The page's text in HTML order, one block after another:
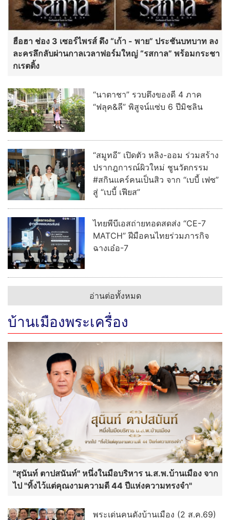
ฮือฮา ช่อง 3 เซอร์ไพรส์ ดึง “เก้า - พาย” ประชันบทบาท ลง
ละครลึกลับผ่านกาลเวลาฟอร์มใหญ่ “รสกาล” พร้อมกระชา
กเรตติ้ง
“นาตาชา” รวบตึงของดี 4 ภาค
“ฟลุค&ลี” พิสูจน์แซ่บ 6 ปีมิชลิน
“สมูทอี” เปิดตัว หลิง-ออม ร่วมสร้าง
ปรากฎการณ์ผิวใหม่ ชูนวัตกรรม
#สกินแคร์คนเป็นสิว จาก “เบบี้ เฟซ”
สู่ “เบบี้ เฟียส”
ไทยพีบีเอสถ่ายทอดสดส่ง “CE-7
MATCH” ฝีมือคนไทยร่วมภารกิจ
ฉางเอ๋อ-7
อ่านต่อทั้งหมด
บ้านเมืองพระเครื่อง
"สุนันท์ ตาปสนันท์" หนึ่งในมือบริหาร น.ส.พ.บ้านเมือง จาก
ไป "ทิ้งไว้แต่คุณงามความดี 44 ปีแห่งความทรงจำ"
พระเด่นคนดังบ้านเมือง (2 ส.ค.69)